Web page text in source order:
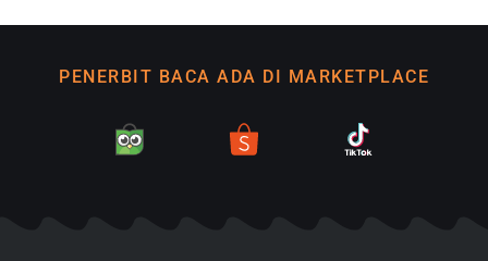
PENERBIT BACA ADA DI MARKETPLACE